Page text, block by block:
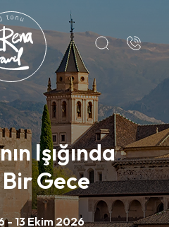
Işığında
Gece
- 13 Ekim 2026
Formu